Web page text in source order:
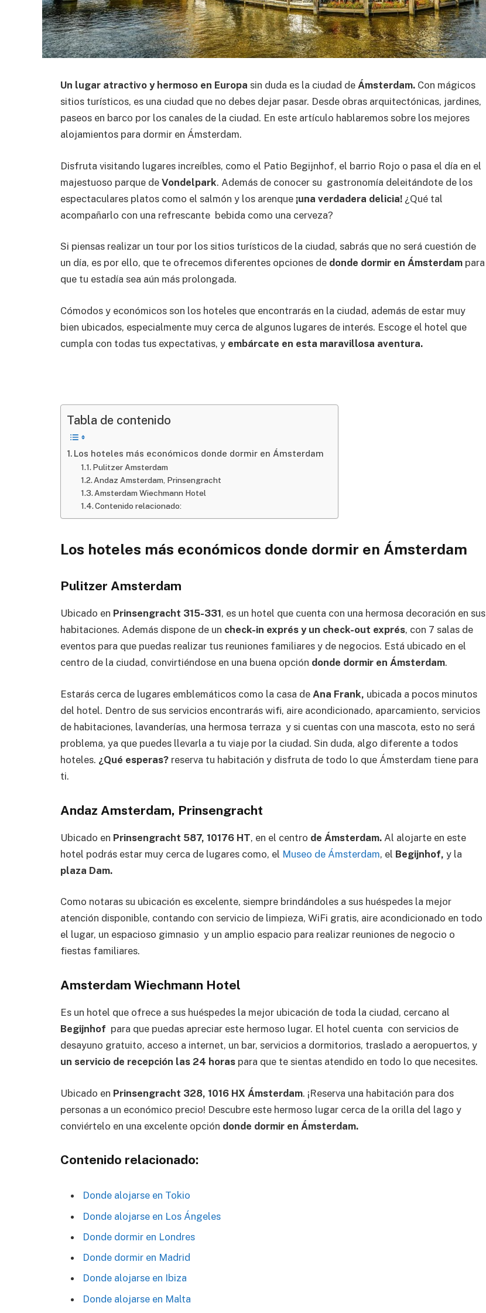
Un lugar atractivo y hermoso en Europa sin duda es la ciudad de Ámsterdam. Con mágicos
sitios turísticos, es una ciudad que no debes dejar pasar. Desde obras arquitectónicas, jardines,
paseos en barco por los canales de la ciudad. En este artículo hablaremos sobre los mejores
alojamientos para dormir en Ámsterdam.
Disfruta visitando lugares increíbles, como el Patio Begijnhof, el barrio Rojo o pasa el día en el
majestuoso parque de Vondelpark. Además de conocer su gastronomía deleitándote de los
espectaculares platos como el salmón y los arenque ¡una verdadera delicia! ¿Qué tal
acompañarlo con una refrescante bebida como una cerveza?
Si piensas realizar un tour por los sitios turísticos de la ciudad, sabrás que no será cuestión de
un día, es por ello, que te ofrecemos diferentes opciones de donde dormir en Ámsterdam para
que tu estadía sea aún más prolongada.
Cómodos y económicos son los hoteles que encontrarás en la ciudad, además de estar muy
bien ubicados, especialmente muy cerca de algunos lugares de interés. Escoge el hotel que
cumpla con todas tus expectativas, y embárcate en esta maravillosa aventura.
Tabla de contenido
Los hoteles más económicos donde dormir en Ámsterdam
Pulitzer Amsterdam
Andaz Amsterdam, Prinsengracht
Amsterdam Wiechmann Hotel
Contenido relacionado:
Los hoteles más económicos donde dormir en Ámsterdam
Pulitzer Amsterdam
Ubicado en Prinsengracht 315-331, es un hotel que cuenta con una hermosa decoración en sus
habitaciones. Además dispone de un check-in exprés y un check-out exprés, con 7 salas de
eventos para que puedas realizar tus reuniones familiares y de negocios. Está ubicado en el
centro de la ciudad, convirtiéndose en una buena opción donde dormir en Ámsterdam.
Estarás cerca de lugares emblemáticos como la casa de Ana Frank, ubicada a pocos minutos
del hotel. Dentro de sus servicios encontrarás wifi, aire acondicionado, aparcamiento, servicios
de habitaciones, lavanderías, una hermosa terraza y si cuentas con una mascota, esto no será
problema, ya que puedes llevarla a tu viaje por la ciudad. Sin duda, algo diferente a todos
hoteles. ¿Qué esperas? reserva tu habitación y disfruta de todo lo que Ámsterdam tiene para
ti.
Andaz Amsterdam, Prinsengracht
Ubicado en Prinsengracht 587, 10176 HT, en el centro de Ámsterdam. Al alojarte en este
hotel podrás estar muy cerca de lugares como, el Museo de Ámsterdam, el Begijnhof, y la
plaza Dam.
Como notaras su ubicación es excelente, siempre brindándoles a sus huéspedes la mejor
atención disponible, contando con servicio de limpieza, WiFi gratis, aire acondicionado en todo
el lugar, un espacioso gimnasio y un amplio espacio para realizar reuniones de negocio o
fiestas familiares.
Amsterdam Wiechmann Hotel
Es un hotel que ofrece a sus huéspedes la mejor ubicación de toda la ciudad, cercano al
Begijnhof para que puedas apreciar este hermoso lugar. El hotel cuenta con servicios de
desayuno gratuito, acceso a internet, un bar, servicios a dormitorios, traslado a aeropuertos, y
un servicio de recepción las 24 horas para que te sientas atendido en todo lo que necesites.
Ubicado en Prinsengracht 328, 1016 HX Ámsterdam. ¡Reserva una habitación para dos
personas a un económico precio! Descubre este hermoso lugar cerca de la orilla del lago y
conviértelo en una excelente opción donde dormir en Ámsterdam.
Contenido relacionado:
Donde alojarse en Tokio
Donde alojarse en Los Ángeles
Donde dormir en Londres
Donde dormir en Madrid
Donde alojarse en Ibiza
Donde alojarse en Malta